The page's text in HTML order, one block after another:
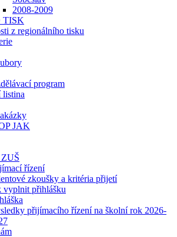
2008-2009
TISK
z regionálního tisku
program
listina
JAK
řízení
zkoušky a kritéria přijetí
vyplnit přihlášku
přijímacího řízení na školní rok 2026-